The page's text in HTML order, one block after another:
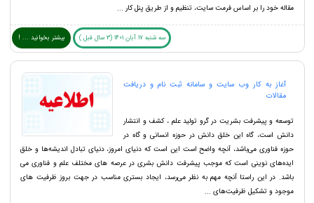
مقاله خود را بر اساس فرمت سایت، تنظیم و از طریق پنل کار ...
سه شنبه 17 آبان 1401 (3 سال قبل ) بیشتر بخوانید ... !
آغاز به کار وب سایت و سامانه ثبت نام و دریافت
مقالات
توسعه و پیشرفت بشریت در گرو تولید علم ، کشف و انتشار
دانش است، گاه این خلق دانش در حوزه انسانی و گاه در
حوزه فناوری می‌باشد، آنچه واضح است این است که دنیای امروز، دنیای تبادل اندیشه‌ها و خلق
ایده‌های نوینی است که موجب پیشرفت دانش بشری در عرصه های مختلف علم و فناوری می
باشد. در این راستا آنچه مهم به نظر می‌رسد، ایجاد بستری مناسب در جهت بروز ظرفیت های
موجود و تشکیل ظرفیت‌های ...